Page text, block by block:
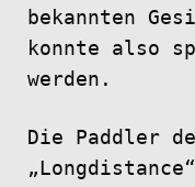
bekannten
konnte also
werden.
Die Paddler